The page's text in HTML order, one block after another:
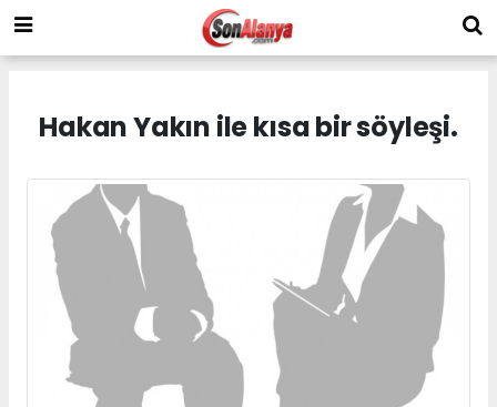
Hakan Yakın ile kısa bir söyleşi.